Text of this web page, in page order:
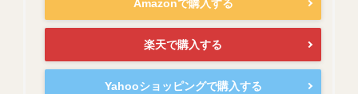
Amazonで購入する
楽天で購入する
Yahooショッピングで購入する